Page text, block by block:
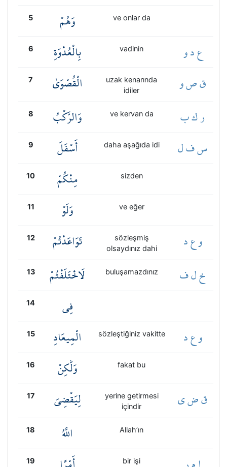
5 وَهُمْ ve onlar da
6 بِالْعُدْوَةِ vadinin ع د و
7 الْقُصْوَىٰ
uzak kenarında
idiler
ق ص و
8 وَالرَّكْبُ ve kervan da ر ك ب
9 أَسْفَلَ daha aşağıda idi س ف ل
10 مِنْكُمْ sizden
11 وَلَوْ ve eğer
12 تَوَاعَدْتُمْ
sözleşmiş
olsaydınız dahi
و ع د
13 لَاخْتَلَفْتُمْ buluşamazdınız خ ل ف
14 فِي
15 الْمِيعَادِ sözleştiğiniz vakitte و ع د
16 وَلَٰكِنْ fakat bu
17 لِيَقْضِيَ
yerine getirmesi
içindir
ق ض ي
18 اللَّهُ Allah’ın
19 bir işi